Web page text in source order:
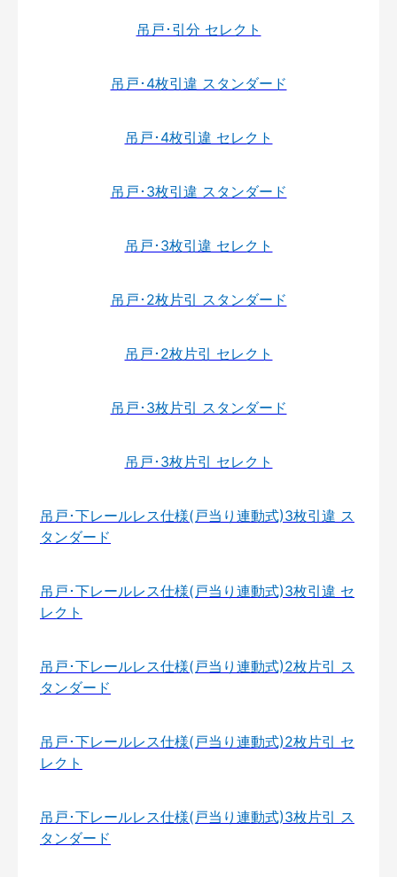
吊戸･引分 セレクト
吊戸･4枚引違 スタンダード
吊戸･4枚引違 セレクト
吊戸･3枚引違 スタンダード
吊戸･3枚引違 セレクト
吊戸･2枚片引 スタンダード
吊戸･2枚片引 セレクト
吊戸･3枚片引 スタンダード
吊戸･3枚片引 セレクト
吊戸･下レールレス仕様(戸当り連動式)3枚引違 ス
タンダード
吊戸･下レールレス仕様(戸当り連動式)3枚引違 セ
レクト
吊戸･下レールレス仕様(戸当り連動式)2枚片引 ス
タンダード
吊戸･下レールレス仕様(戸当り連動式)2枚片引 セ
レクト
吊戸･下レールレス仕様(戸当り連動式)3枚片引 ス
タンダード